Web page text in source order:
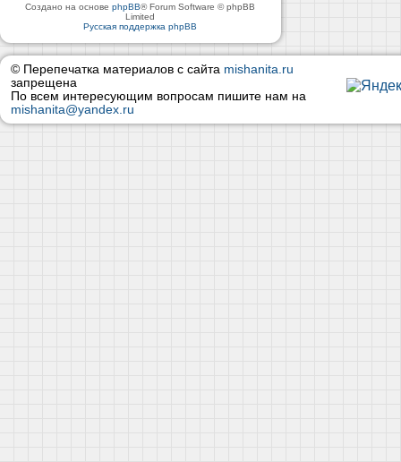
Создано на основеphpBB® Forum Software © phpBB
Limited
Русская поддержка phpBB
© Перепечатка материалов с сайта mishanita.ru
запрещена
По всем интересующим вопросам пишите нам на
mishanita@yandex.ru